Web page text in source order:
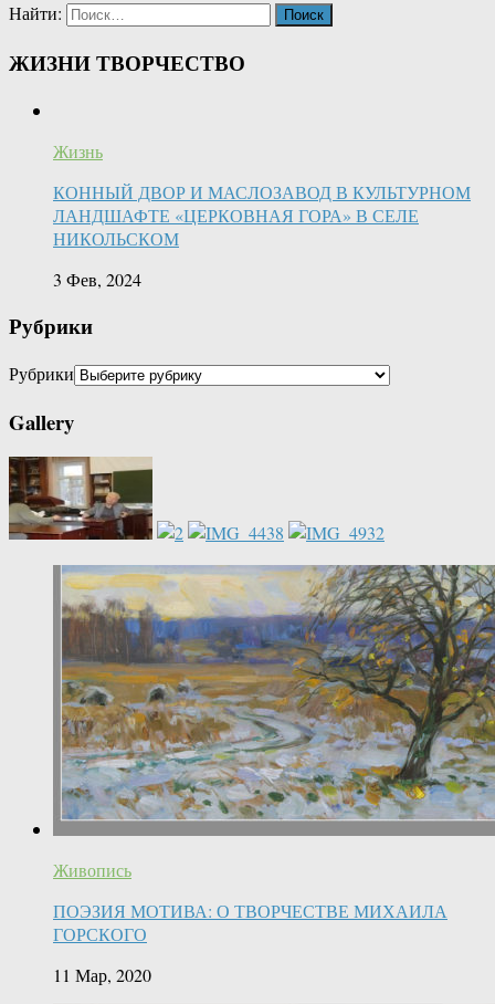
Найти:
ЖИЗНИ ТВОРЧЕСТВО
Жизнь
КОННЫЙ ДВОР И МАСЛОЗАВОД В КУЛЬТУРНОМ
ЛАНДШАФТЕ «ЦЕРКОВНАЯ ГОРА» В СЕЛЕ
НИКОЛЬСКОМ
3 Фев, 2024
Рубрики
Рубрики
Gallery
Живопись
ПОЭЗИЯ МОТИВА: О ТВОРЧЕСТВЕ МИХАИЛА
ГОРСКОГО
11 Мар, 2020